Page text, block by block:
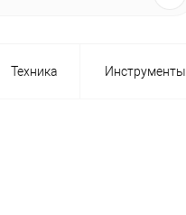
Техника Инструменты